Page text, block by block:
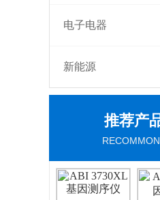
电子电器
新能源
推荐产